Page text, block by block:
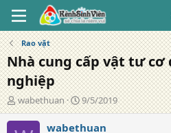
Rao vặt
Nhà cung cấp vật tư cơ
nghiệp
T
á
c
wabethuan
N
g
à
9/5/2019
wabethuan